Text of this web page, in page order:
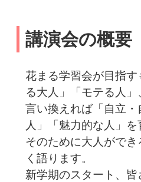
講演会の概要
花まる学習会が目指す
る大人」「モテる人」、
言い換えれば「自立
人」「魅力的な人」を
そのために大人がで
く語ります。
新学期のスタート、